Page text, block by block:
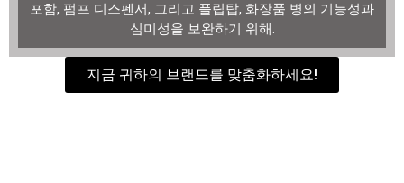
포함, 펌프 디스펜서, 그리고 플립탑, 화장품 병의 기능성과
심미성을 보완하기 위해.
지금 귀하의 브랜드를 맞춤화하세요!